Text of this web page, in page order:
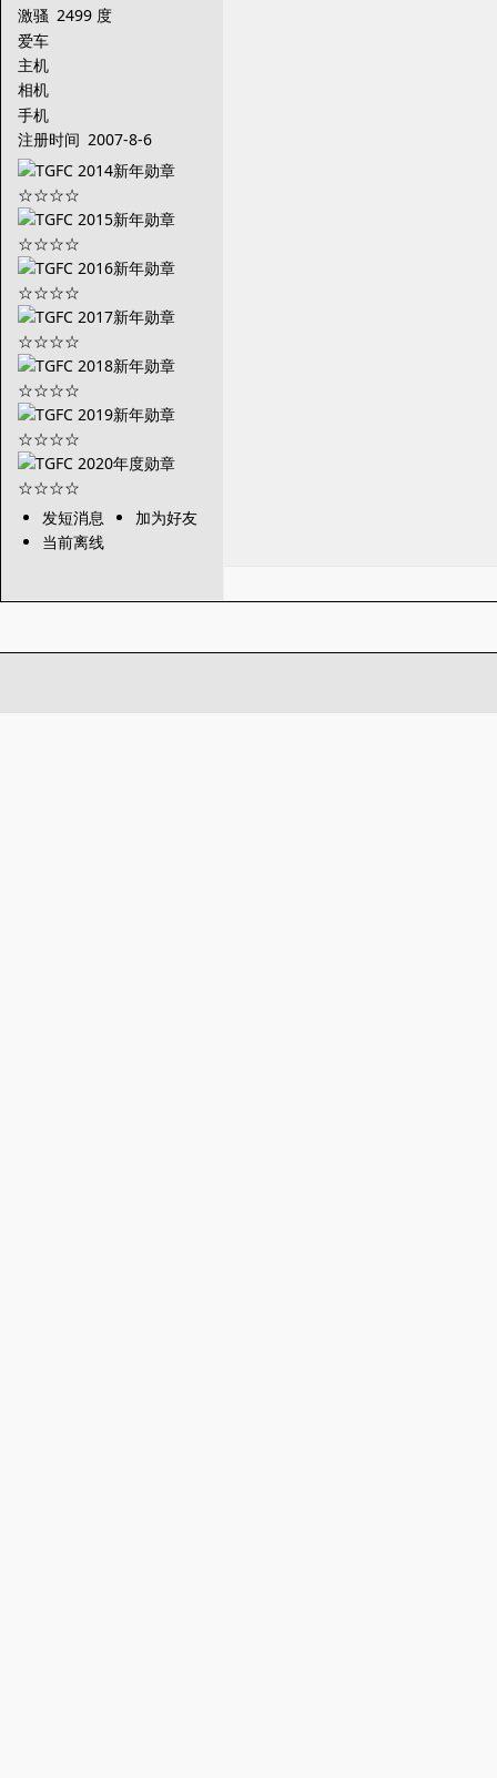
激骚 2499 度
爱车
主机
相机
手机
注册时间 2007-8-6
发短消息
加为好友
当前离线